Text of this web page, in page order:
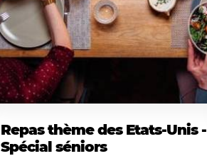
Repas thème des Etats-Unis -
Spécial séniors